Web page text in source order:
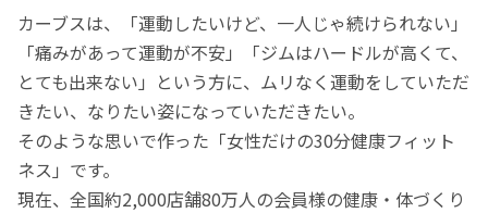
カーブスは、「運動したいけど、一人じゃ続けられない」
「痛みがあって運動が不安」「ジムはハードルが高くて、
とても出来ない」という方に、ムリなく運動をしていただ
きたい、なりたい姿になっていただきたい。
そのような思いで作った「女性だけの30分健康フィット
ネス」です。
現在、全国約2,000店舗80万人の会員様の健康・体づくり